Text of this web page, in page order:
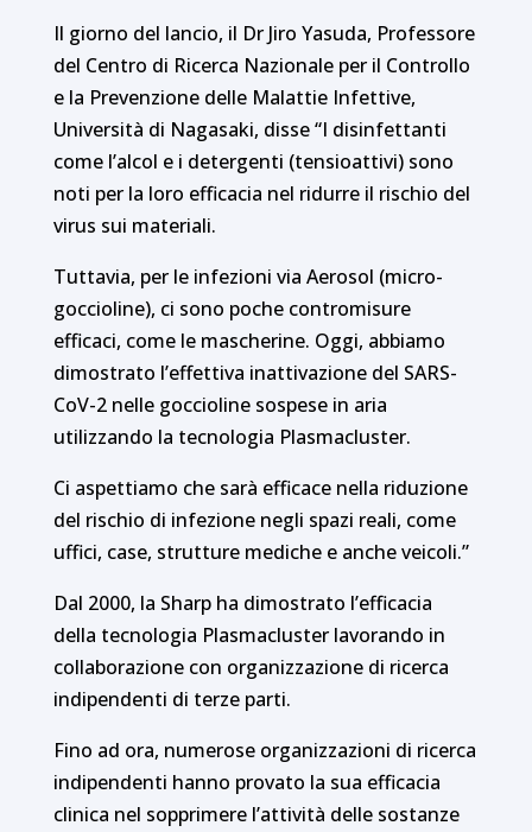
Il giorno del lancio, il Dr Jiro Yasuda, Professore
del Centro di Ricerca Nazionale per il Controllo
e la Prevenzione delle Malattie Infettive,
Università di Nagasaki, disse “I disinfettanti
come l’alcol e i detergenti (tensioattivi) sono
noti per la loro efficacia nel ridurre il rischio del
virus sui materiali.
Tuttavia, per le infezioni via Aerosol (micro-
goccioline), ci sono poche contromisure
efficaci, come le mascherine. Oggi, abbiamo
dimostrato l’effettiva inattivazione del SARS-
CoV-2 nelle goccioline sospese in aria
utilizzando la tecnologia Plasmacluster.
Ci aspettiamo che sarà efficace nella riduzione
del rischio di infezione negli spazi reali, come
uffici, case, strutture mediche e anche veicoli.”
Dal 2000, la Sharp ha dimostrato l’efficacia
della tecnologia Plasmacluster lavorando in
collaborazione con organizzazione di ricerca
indipendenti di terze parti.
Fino ad ora, numerose organizzazioni di ricerca
indipendenti hanno provato la sua efficacia
clinica nel sopprimere l’attività delle sostanze